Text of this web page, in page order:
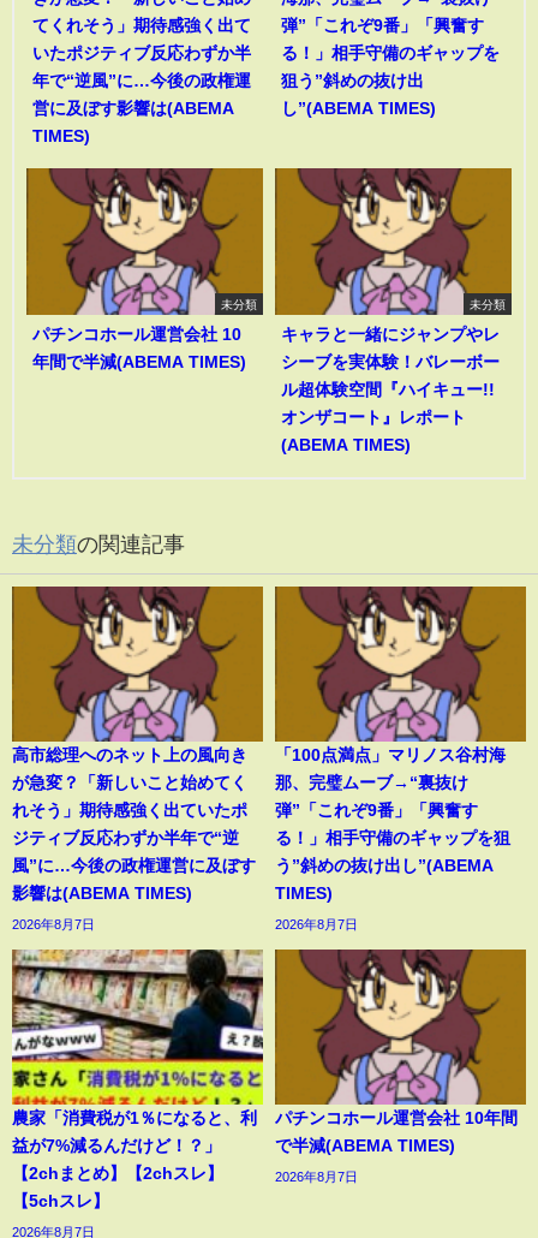
てくれそう」期待感強く出て
いたポジティブ反応わずか半
年で“逆風”に…今後の政権運
営に及ぼす影響は(ABEMA
TIMES)
弾”「これぞ9番」「興奮す
る！」相手守備のギャップを
狙う”斜めの抜け出
し”(ABEMA TIMES)
未分類
パチンコホール運営会社 10
年間で半減(ABEMA TIMES)
未分類
キャラと一緒にジャンプやレ
シーブを実体験！バレーボー
ル超体験空間『ハイキュー!!
オンザコート』レポート
(ABEMA TIMES)
未分類の関連記事
高市総理へのネット上の風向き
が急変？「新しいこと始めてく
れそう」期待感強く出ていたポ
ジティブ反応わずか半年で“逆
風”に…今後の政権運営に及ぼす
影響は(ABEMA TIMES)
2026年8月7日
「100点満点」マリノス谷村海
那、完璧ムーブ→“裏抜け
弾”「これぞ9番」「興奮す
る！」相手守備のギャップを狙
う”斜めの抜け出し”(ABEMA
TIMES)
2026年8月7日
農家「消費税が1％になると、利
益が7%減るんだけど！？」
【2chまとめ】【2chスレ】
【5chスレ】
2026年8月7日
パチンコホール運営会社 10年間
で半減(ABEMA TIMES)
2026年8月7日